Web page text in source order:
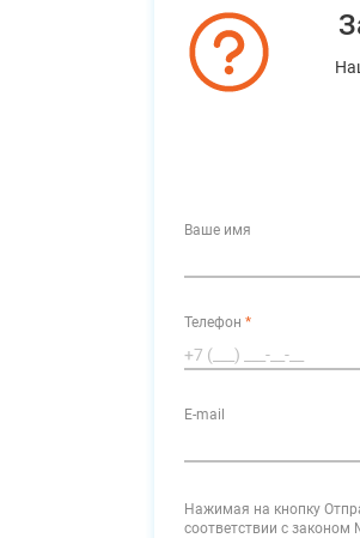
Ваше имя
Телефон *
E-mail
Нажимая на кнопку
соответствии с